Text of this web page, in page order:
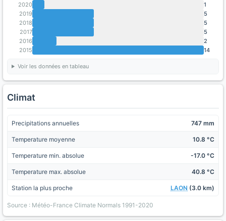
2020
1
2019
5
2018
5
2017
5
2016
2
2015
14
Voir les données en tableau
Climat
Precipitations annuelles 747 mm
Temperature moyenne 10.8 °C
Temperature min. absolue -17.0 °C
Temperature max. absolue 40.8 °C
Station la plus proche LAON (3.0 km)
Source : Météo-France Climate Normals 1991-2020